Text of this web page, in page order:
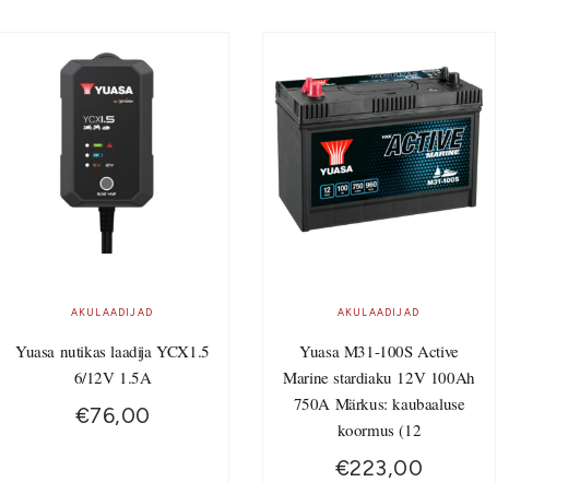
AKULAADIJAD
Yuasa nutikas laadija YCX1.5
6/12V 1.5A
€76,00
AKULAADIJAD
Yuasa M31-100S Active
Marine stardiaku 12V 100Ah
750A Märkus: kaubaaluse
koormus (12
€223,00